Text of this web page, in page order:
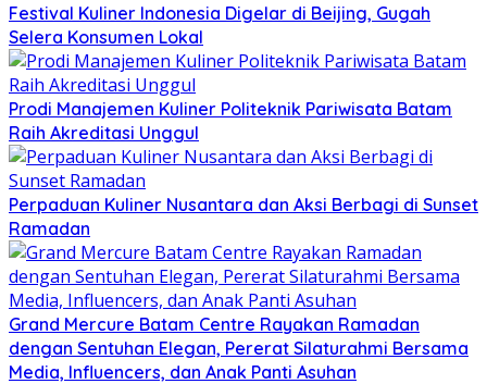
Festival Kuliner Indonesia Digelar di Beijing, Gugah
Selera Konsumen Lokal
Prodi Manajemen Kuliner Politeknik Pariwisata Batam
Raih Akreditasi Unggul
Perpaduan Kuliner Nusantara dan Aksi Berbagi di Sunset
Ramadan
Grand Mercure Batam Centre Rayakan Ramadan
dengan Sentuhan Elegan, Pererat Silaturahmi Bersama
Media, Influencers, dan Anak Panti Asuhan